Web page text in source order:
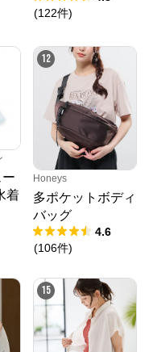
ペインターパンツ
(122件)
ー
着
12
Honeys
多ポケットボディ
バッグ
4.6
(106件)
15